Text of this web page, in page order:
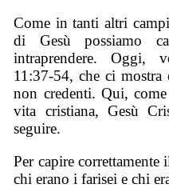
Come in tanti altri
di Gesù possiamo
intraprendere. Oggi,
11:37-54, che ci mostra
non credenti. Qui,
vita cristiana, Gesù
seguire.
Per capire
chi erano i farisei e chi